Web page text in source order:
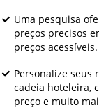
Uma pesquisa
preços precisos
preços acessíveis.
Personalize seus
cadeia hoteleira,
preço e muito